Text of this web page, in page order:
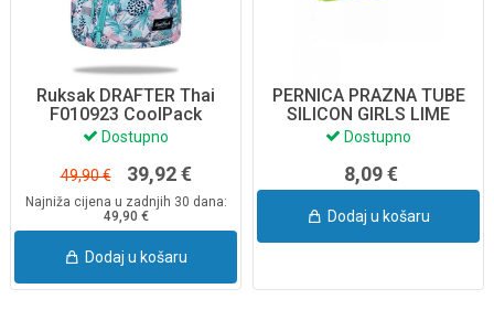
Ruksak DRAFTER Thai
F010923 CoolPack
Dostupno
49,90 € 39,92 €
Najniža cijena u zadnjih 30 dana:
49,90 €
Dodaj u košaru
PERNICA PRAZNA TUBE
SILICON GIRLS LIME
Z11770 COOLPACK
Dostupno
8,09 €
Dodaj u košaru